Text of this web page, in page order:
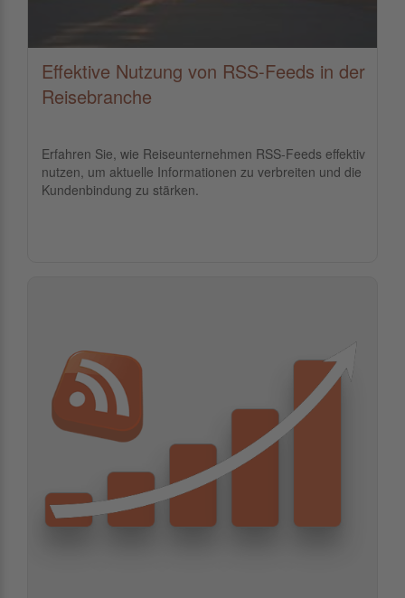
Effektive Nutzung von RSS-Feeds in der
Reisebranche
Erfahren Sie, wie Reiseunternehmen RSS-Feeds effektiv
nutzen, um aktuelle Informationen zu verbreiten und die
Kundenbindung zu stärken.